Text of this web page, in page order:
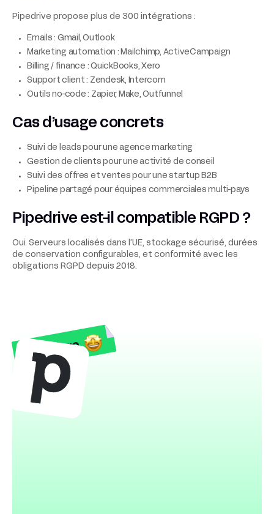
Pipedrive propose plus de 300 intégrations :
Emails : Gmail, Outlook
Marketing automation : Mailchimp, ActiveCampaign
Billing / finance : QuickBooks, Xero
Support client : Zendesk, Intercom
Outils no-code : Zapier, Make, Outfunnel
Cas d’usage concrets
Suivi de leads pour une agence marketing
Gestion de clients pour une activité de conseil
Suivi des offres et ventes pour une startup B2B
Pipeline partagé pour équipes commerciales multi-pays
Pipedrive est-il compatible RGPD ?
Oui. Serveurs localisés dans l’UE, stockage sécurisé, durées
de conservation configurables, et conformité avec les
obligations RGPD depuis 2018.